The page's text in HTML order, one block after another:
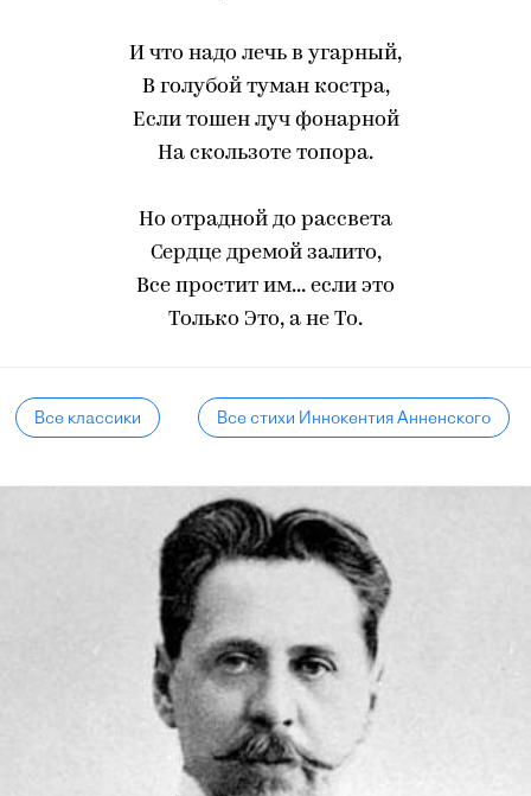
И что надо лечь в угарный,
В голубой туман костра,
Если тошен луч фонарной
На скользоте топора.
Но отрадной до рассвета
Сердце дремой залито,
Все простит им... если это
Только Это, а не То.
Все классики Все стихи Иннокентия Анненского